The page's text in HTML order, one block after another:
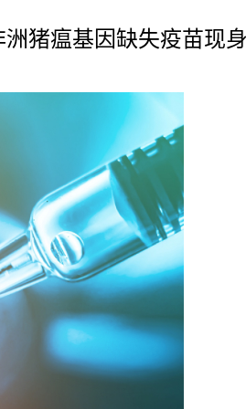
猪瘟基因缺失疫苗现身